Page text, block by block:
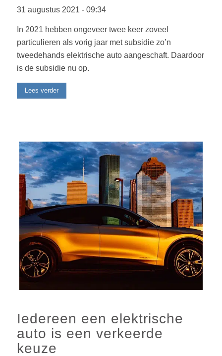
31 augustus 2021 -09:34
In 2021 hebben ongeveer twee keer zoveel
particulieren als vorig jaar met subsidie zo’n
tweedehands elektrische auto aangeschaft. Daardoor
is de subsidie nu op.
Lees verder
Iedereen een elektrische
auto is een verkeerde
keuze